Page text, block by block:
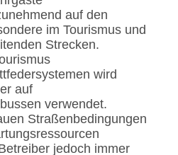
auf den
im Tourismus und
Strecken.
wird
auf
verwendet.
Straßenbedingungen
jedoch immer